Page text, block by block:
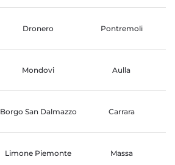
Dronero Pontremoli
Mondovi Aulla
Borgo San Dalmazzo Carrara
Limone Piemonte Massa